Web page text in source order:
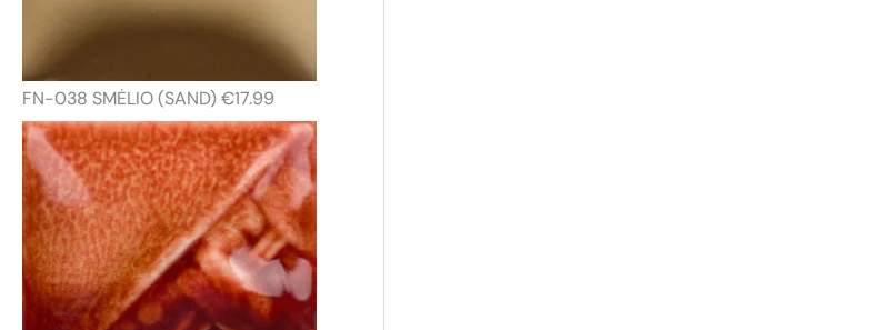
FN-038 SMĖLIO (SAND) €17.99